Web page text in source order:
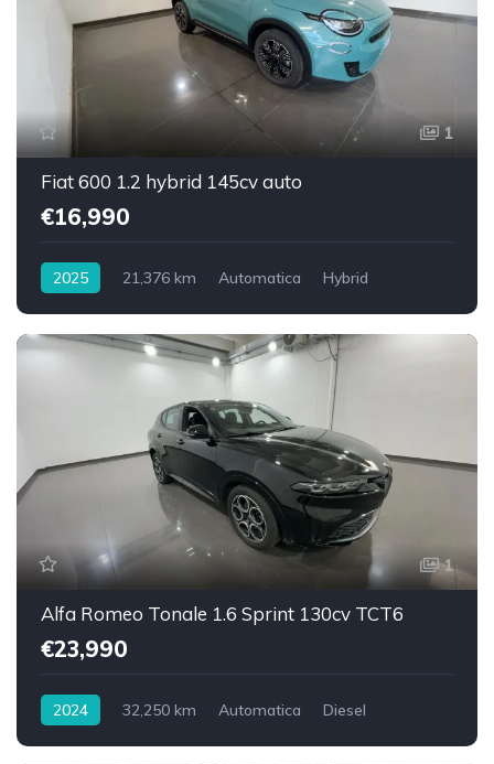
1
Fiat 600 1.2 hybrid 145cv auto
€16,990
2025 21,376 km Automatica Hybrid
1
Alfa Romeo Tonale 1.6 Sprint 130cv TCT6
€23,990
2024 32,250 km Automatica Diesel